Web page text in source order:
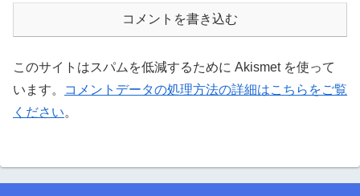
コメントを書き込む
このサイトはスパムを低減するために Akismet を使って
います。
コメントデータの処理方法の詳細はこちらをご覧
ください。